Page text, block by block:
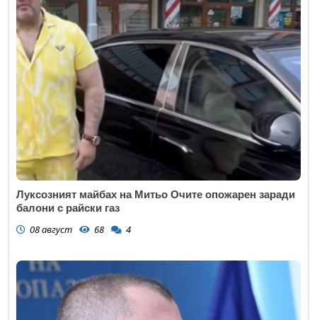
Луксозният майбах на Митьо Очите опожарен заради
балони с райски газ
08 август 68 4